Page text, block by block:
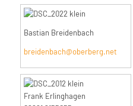
Bastian Breidenbach
breidenbach@oberberg.net
Frank Erlinghagen